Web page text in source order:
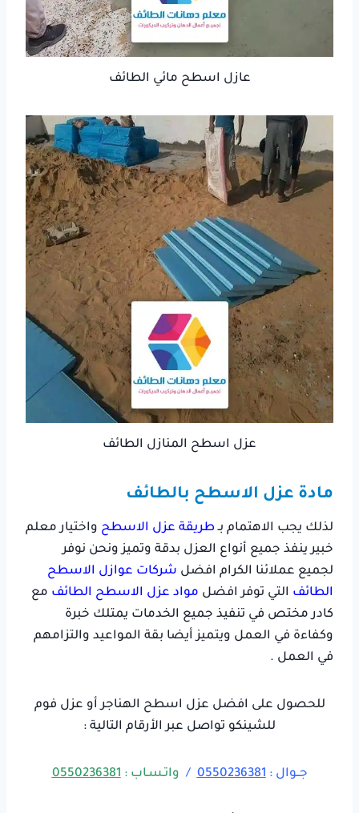
عازل اسطح مائي الطائف
عزل اسطح المنازل الطائف
مادة عزل الاسطح بالطائف
لذلك يجب الاهتمام بـطريقة عزل الاسطح واختيار معلم
خبير ينفذ جميع أنواع العزل بدقة وتميز ونحن نوفر
لجميع عملائنا الكرام افضل شركات عوازل الاسطح
الطائف التي توفر افضل مواد عزل الاسطح الطائف مع
كادر مختص في تنفيذ جميع الخدمات يمتلك خبرة
وكفاءة في العمل ويتميز أيضا بقة المواعيد والتزامهم
في العمل .
للحصول على افضل عزل اسطح الهناجر أو عزل فوم
للشينكو تواصل عبر الأرقام التالية :
جــوال :0550236381
/ واتـسـاب :0550236381